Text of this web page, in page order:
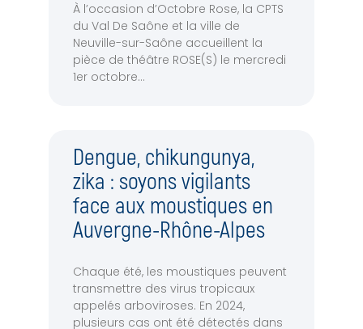
À l’occasion d’Octobre Rose, la CPTS
du Val De Saône et la ville de
Neuville-sur-Saône accueillent la
pièce de théâtre ROSE(S) le mercredi
1er octobre
Dengue, chikungunya,
zika : soyons vigilants
face aux moustiques en
Auvergne-Rhône-Alpes
Chaque été, les moustiques peuvent
transmettre des virus tropicaux
appelés arboviroses. En 2024,
plusieurs cas ont été détectés dans